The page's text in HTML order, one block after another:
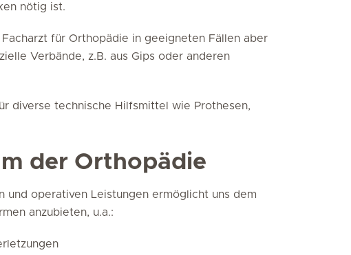
nötig ist.
für Orthopädie in geeigneten Fällen aber
Verbände, z.B. aus Gips oder anderen
diverse technische Hilfsmittel wie Prothesen,
der Orthopädie
und operativen Leistungen ermöglicht uns dem
anzubieten, u.a.: